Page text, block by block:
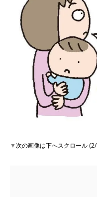
▼次の画像は下へスクロール